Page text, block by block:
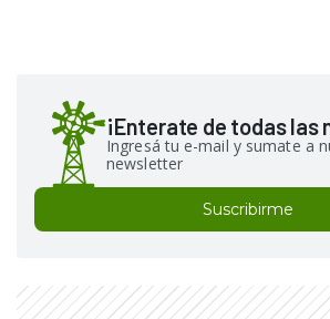
¡Enterate de todas las
Ingresá tu e-mail y sumate a
newsletter
Suscribirme